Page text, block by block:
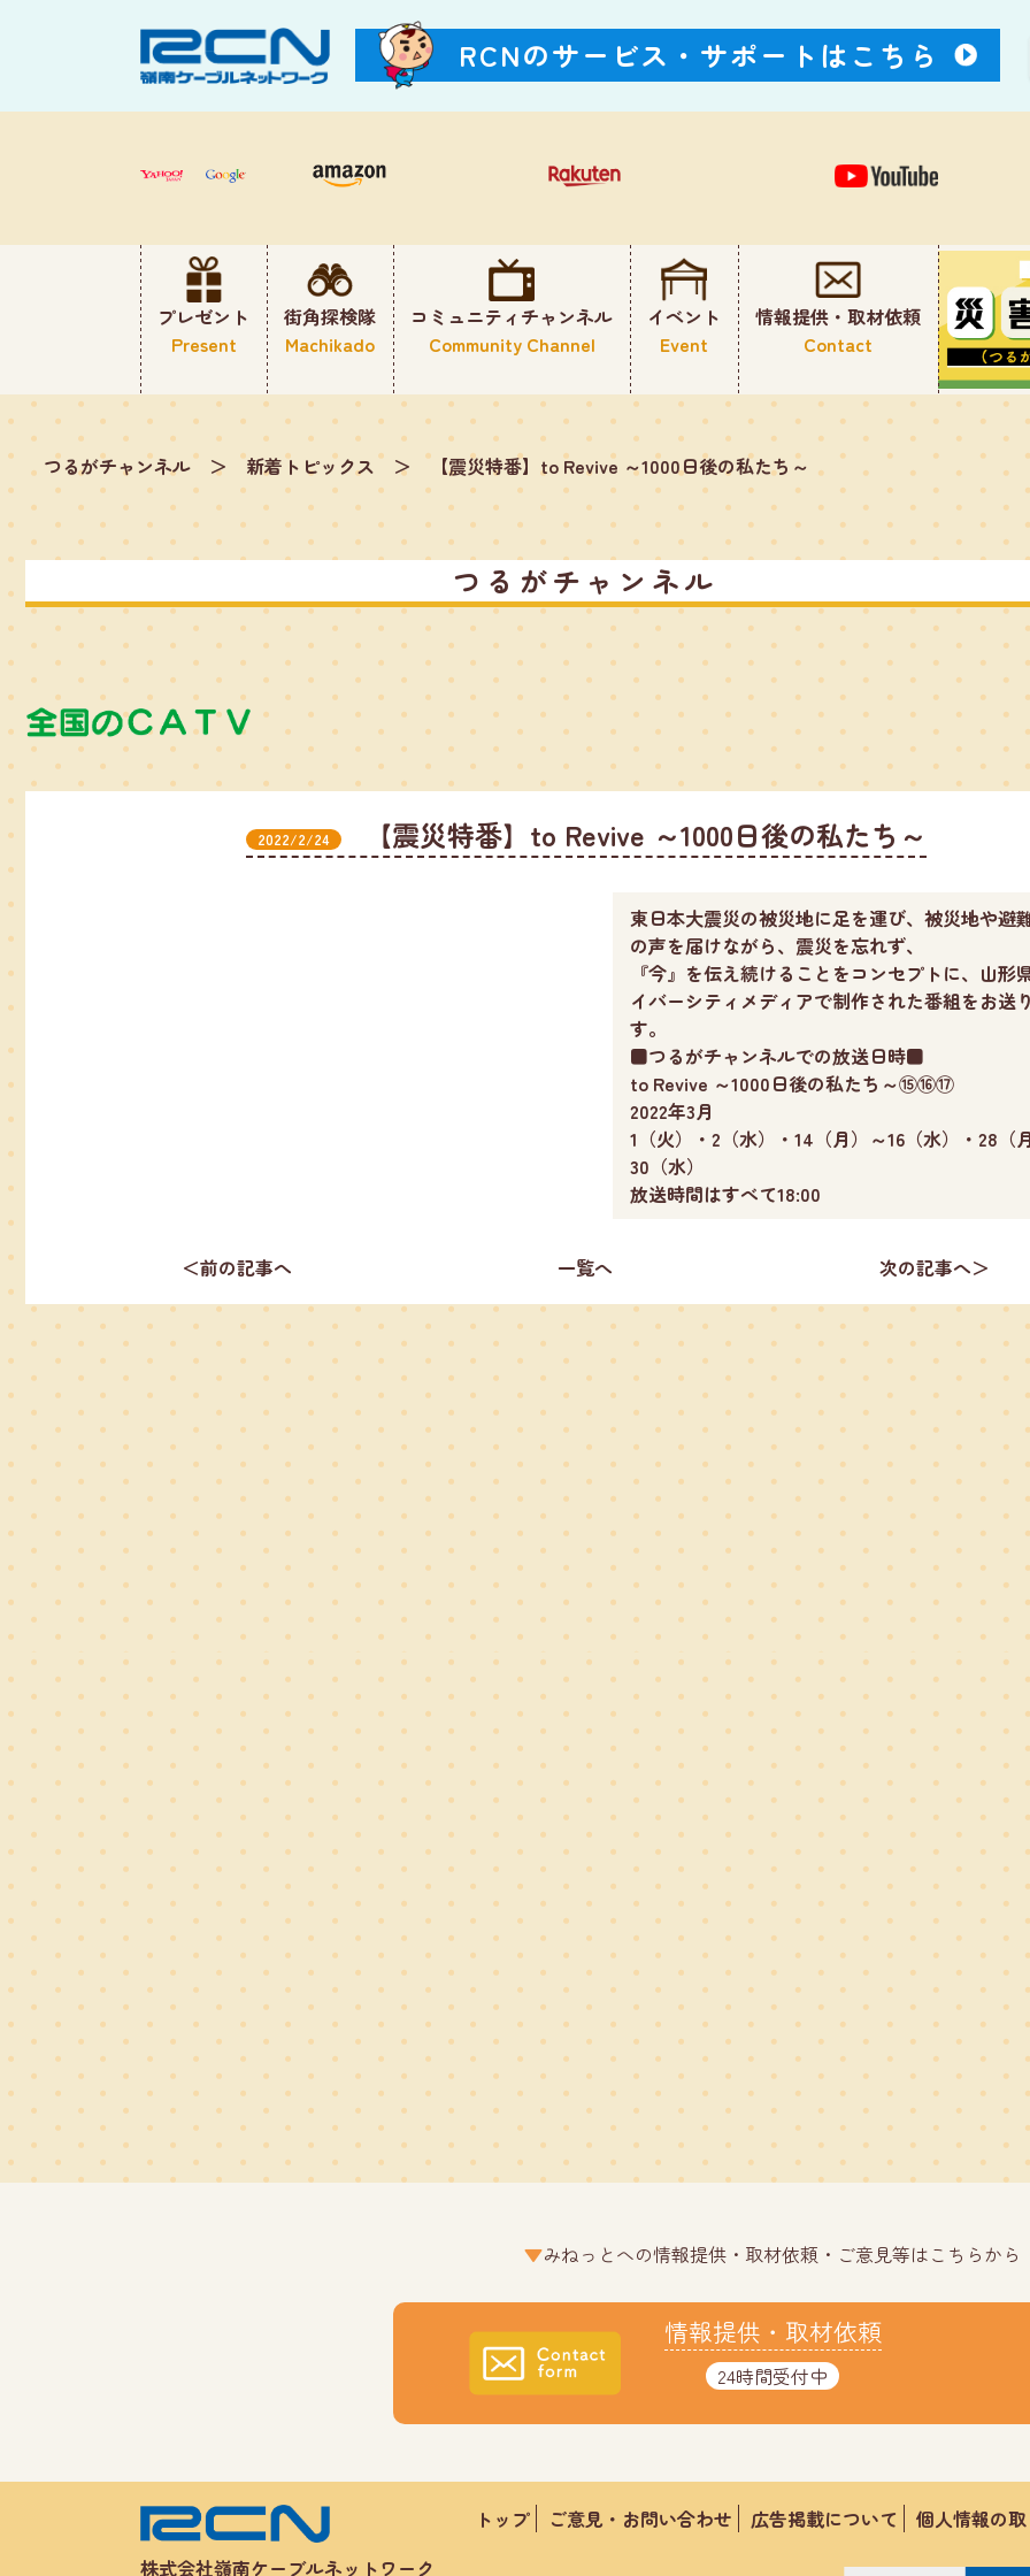
RCNのサービス・ サポートはこちら
プレゼント
Present
街角探検隊
Machikado
コミュニティチャンネル
Community Channel
イベント
Event
情報提供・取材依頼
Contact
つるがチャンネル ＞ 新着トピックス ＞ 【震災特番】to Revive ～1000日後の私たち～
つるがチャンネル
2022/2/24 【震災特番】to Revive ～1000日後の私たち～
東日本大震災の被災地に足を運び、被災地や避
の声を届けながら、震災を忘れず、
『今』を伝え続けることをコンセプトに、山形
イバーシティメディアで制作された番組をお送
す。
■つるがチャンネルでの放送日時■
to Revive ～1000日後の私たち～⑮⑯⑰
2022年3月
1（火）・2（水）・14（月）～16（水）・28（
30（水）
放送時間はすべて18:00
＜前の記事へ 一覧へ 次の記事へ＞
みねっとへの情報提供・取材依頼・ご意見等はこちらから
情報提供・取材依頼
24時間受付中
株式会社嶺南ケーブルネットワーク
トップ ご意見・お問い合わせ 広告掲載について 個人情報の